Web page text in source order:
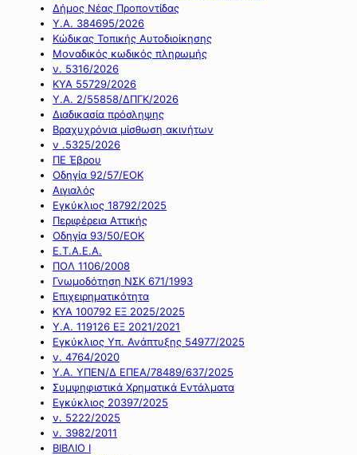
Δήμος Νέας Προποντίδας
Υ.Α. 384695/2026
Κώδικας Τοπικής Αυτοδιοίκησης
Μοναδικός κωδικός πληρωμής
ν. 5316/2026
ΚΥΑ 55729/2026
Υ.Α. 2/55858/ΔΠΓΚ/2026
Διαδικασία πρόσληψης
Βραχυχρόνια μίσθωση ακινήτων
ν .5325/2026
ΠΕ Έβρου
Οδηγία 92/57/ΕΟΚ
Αιγιαλός
Εγκύκλιος 18792/2025
Περιφέρεια Αττικής
Οδηγία 93/50/ΕΟΚ
Ε.Τ.Α.Ε.Α.
ΠΟΛ 1106/2008
Γνωμοδότηση ΝΣΚ 671/1993
Επιχειρηματικότητα
ΚΥΑ 100792 ΕΞ 2025/2025
Υ.Α. 119126 ΕΞ 2021/2021
Εγκύκλιος Υπ. Ανάπτυξης 54977/2025
ν. 4764/2020
Υ.Α. ΥΠΕΝ/Δ ΕΠΕΑ/78489/637/2025
Συμψηφιστικά Χρηματικά Εντάλματα
Εγκύκλιος 20397/2025
ν. 5222/2025
ν. 3982/2011
ΒΙΒΛΙΟ Ι